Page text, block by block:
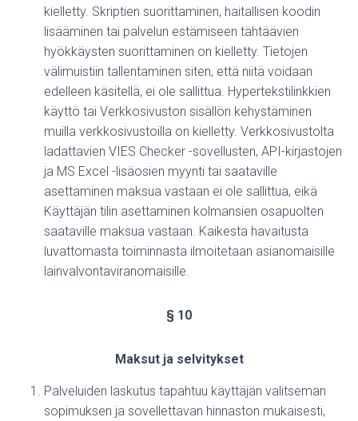
kielletty. Skriptien suorittaminen, haitallisen koodin
lisääminen tai palvelun estämiseen tähtäävien
hyökkäysten suorittaminen on kielletty. Tietojen
välimuistiin tallentaminen siten, että niitä voidaan
edelleen käsitellä, ei ole sallittua. Hypertekstilinkkien
käyttö tai Verkkosivuston sisällön kehystäminen
muilla verkkosivustoilla on kielletty. Verkkosivustolta
ladattavien VIES Checker -sovellusten, API-kirjastojen
ja MS Excel -lisäosien myynti tai saataville
asettaminen maksua vastaan ei ole sallittua, eikä
Käyttäjän tilin asettaminen kolmansien osapuolten
saataville maksua vastaan. Kaikesta havaitusta
luvattomasta toiminnasta ilmoitetaan asianomaisille
lainvalvontaviranomaisille.
§ 10
Maksut ja selvitykset
Palveluiden laskutus tapahtuu käyttäjän valitseman
sopimuksen ja sovellettavan hinnaston mukaisesti,